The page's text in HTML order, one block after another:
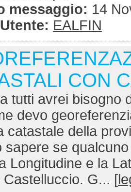
messaggio: 14
Utente: EALFIN
CON
tutti avrei bisogno
devo
catastale della
sapere se
Longitudine e la
Castelluccio. G... [